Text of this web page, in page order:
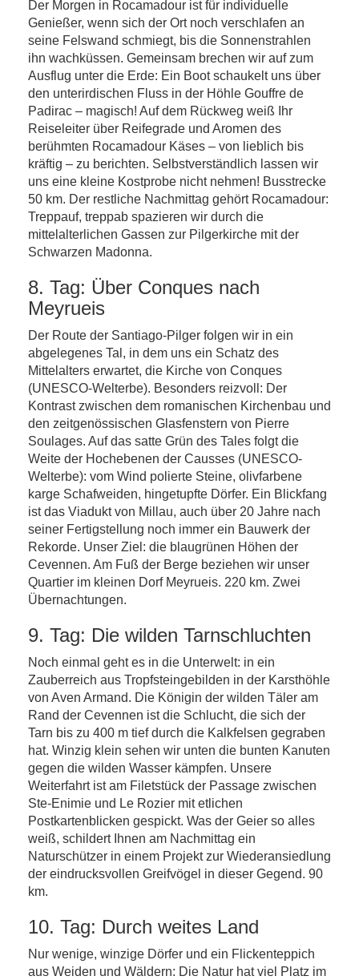
Der Morgen in Rocamadour ist für individuelle
Genießer, wenn sich der Ort noch verschlafen an
seine Felswand schmiegt, bis die Sonnenstrahlen
ihn wachküssen. Gemeinsam brechen wir auf zum
Ausflug unter die Erde: Ein Boot schaukelt uns über
den unterirdischen Fluss in der Höhle Gouffre de
Padirac – magisch! Auf dem Rückweg weiß Ihr
Reiseleiter über Reifegrade und Aromen des
berühmten Rocamadour Käses – von lieblich bis
kräftig – zu berichten. Selbstverständlich lassen wir
uns eine kleine Kostprobe nicht nehmen! Busstrecke
50 km. Der restliche Nachmittag gehört Rocamadour:
Treppauf, treppab spazieren wir durch die
mittelalterlichen Gassen zur Pilgerkirche mit der
Schwarzen Madonna.
8. Tag: Über Conques nach
Meyrueis
Der Route der Santiago-Pilger folgen wir in ein
abgelegenes Tal, in dem uns ein Schatz des
Mittelalters erwartet, die Kirche von Conques
(UNESCO-Welterbe). Besonders reizvoll: Der
Kontrast zwischen dem romanischen Kirchenbau und
den zeitgenössischen Glasfenstern von Pierre
Soulages. Auf das satte Grün des Tales folgt die
Weite der Hochebenen der Causses (UNESCO-
Welterbe): vom Wind polierte Steine, olivfarbene
karge Schafweiden, hingetupfte Dörfer. Ein Blickfang
ist das Viadukt von Millau, auch über 20 Jahre nach
seiner Fertigstellung noch immer ein Bauwerk der
Rekorde. Unser Ziel: die blaugrünen Höhen der
Cevennen. Am Fuß der Berge beziehen wir unser
Quartier im kleinen Dorf Meyrueis. 220 km. Zwei
Übernachtungen.
9. Tag: Die wilden Tarnschluchten
Noch einmal geht es in die Unterwelt: in ein
Zauberreich aus Tropfsteingebilden in der Karsthöhle
von Aven Armand. Die Königin der wilden Täler am
Rand der Cevennen ist die Schlucht, die sich der
Tarn bis zu 400 m tief durch die Kalkfelsen gegraben
hat. Winzig klein sehen wir unten die bunten Kanuten
gegen die wilden Wasser kämpfen. Unsere
Weiterfahrt ist am Filetstück der Passage zwischen
Ste-Enimie und Le Rozier mit etlichen
Postkartenblicken gespickt. Was der Geier so alles
weiß, schildert Ihnen am Nachmittag ein
Naturschützer in einem Projekt zur Wiederansiedlung
der eindrucksvollen Greifvögel in dieser Gegend. 90
km.
10. Tag: Durch weites Land
Nur wenige, winzige Dörfer und ein Flickenteppich
aus Weiden und Wäldern: Die Natur hat viel Platz im